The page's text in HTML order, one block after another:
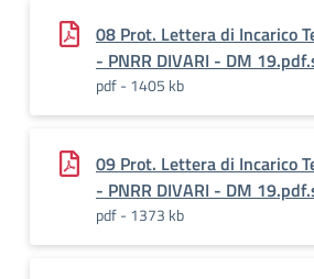
08 Prot. Lettera di Incarico
- PNRR DIVARI - DM
pdf - 1405 kb
09 Prot. Lettera di Incarico
- PNRR DIVARI - DM
pdf - 1373 kb